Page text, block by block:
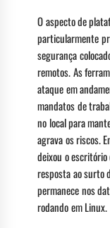
O aspecto de
particularmente
segurança
remotos. As
ataque em
mandatos de
no local para
agrava os riscos.
deixou o
resposta ao surto
permanece nos
rodando em Linux.